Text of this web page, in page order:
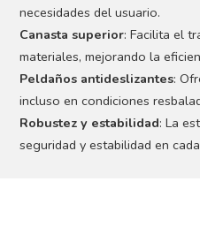
necesidades del usuario.
Canasta superior: Facilita el
materiales, mejorando la
Peldaños antideslizantes:
incluso en condiciones
Robustez y estabilidad: La
seguridad y estabilidad en